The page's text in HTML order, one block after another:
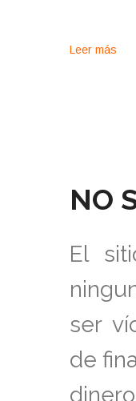
Leer más
NO
El
ser
de